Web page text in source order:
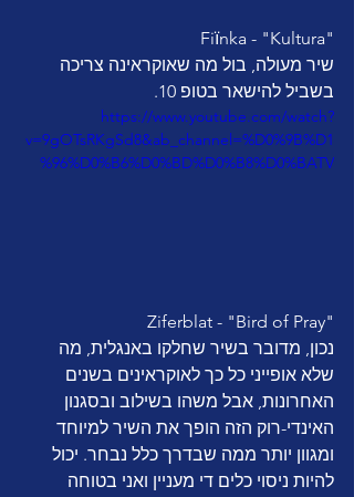
Fiїnka - "Kultura"
שיר מעולה, בול מה שאוקראינה צריכה
בשביל להישאר בטופ 10.
https://www.youtube.com/watch?
v=9gOTsRKgSd8&ab_channel=%D0%9B%D1
%96%D0%B6%D0%BD%D0%B8%D0%BATV
Ziferblat - "Bird of Pray"
נכון, מדובר בשיר שחלקו באנגלית, מה
שלא אופייני כל כך לאוקראינים בשנים
האחרונות, אבל משהו בשילוב ובסגנון
האינדי-רוק הזה הופך את השיר למיוחד
ומגוון יותר ממה שבדרך כלל נבחר. יכול
להיות ניסוי כלים די מעניין ואני בטוחה